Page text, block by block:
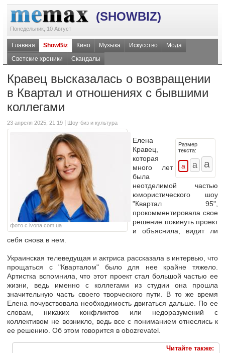
(SHOWBIZ)
Понедельник, 10 Август
Главная ShowBiz Кино Музыка Искусство
Мода
Светские хроники
Скандалы
Кравец высказалась о возвращении
в Квартал и отношениях с бывшими
коллегами
23 апреля 2025, 21:19 Шоу-биз и культура
фото с ivona.com.ua
Размер
текста:
Елена
Кравец,
которая
много лет
была
неотделимой частью
юмористического шоу
"Квартал 95",
прокомментировала свое
решение покинуть проект
и объяснила, видит ли
себя снова в нем.
Украинская телеведущая и актриса рассказала в интервью, что
прощаться с "Кварталом" было для нее крайне тяжело.
Артистка вспомнила, что этот проект стал большой частью ее
жизни, ведь именно с коллегами из студии она прошла
значительную часть своего творческого пути. В то же время
Елена почувствовала необходимость двигаться дальше. По ее
словам, никаких конфликтов или недоразумений с
коллективом не возникло, ведь все с пониманием отнеслись к
ее решению. Об этом говорится в obozrevatel.
Читайте также: